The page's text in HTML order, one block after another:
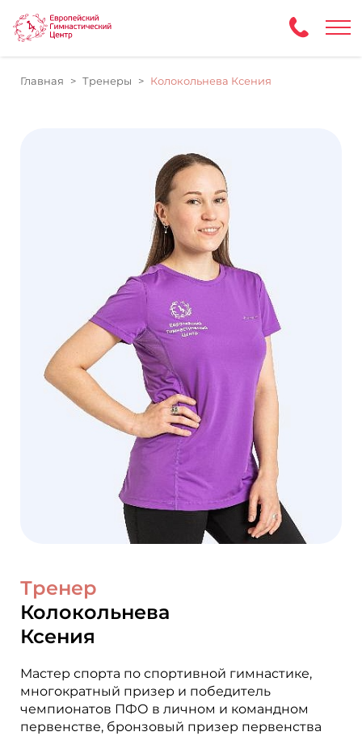
Главная Тренеры Колокольнева Ксения
Тренер
Колокольнева
Ксения
Мастер спорта по спортивной гимнастике,
многократный призер и победитель
чемпионатов ПФО в личном и командном
первенстве, бронзовый призер первенства